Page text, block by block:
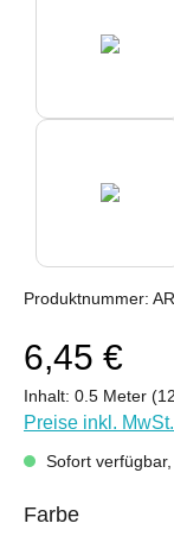
Produktnummer:
6,45 €
Inhalt: 0.5 Meter
Preise inkl.
Sofort
Farbeauswählen